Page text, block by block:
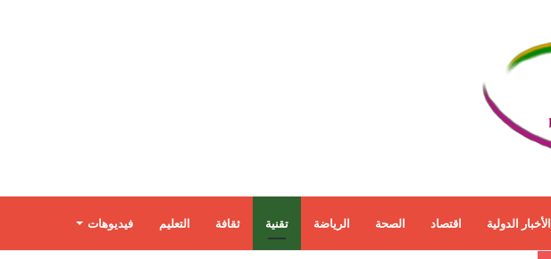
الأخبار الدولية اقتصاد الصحة الرياضة تقنية ثقافة التعليم فيديوهات